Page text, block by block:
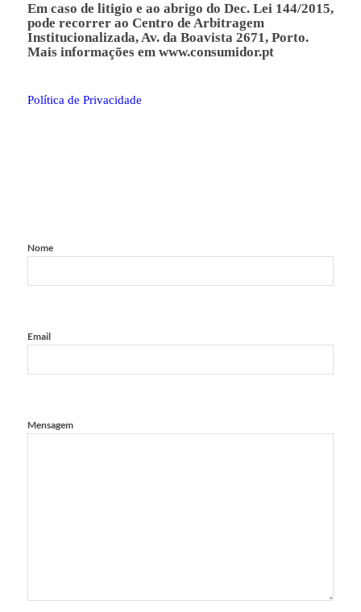
Em caso de litigio e ao abrigo do Dec. Lei 144/2015,
pode recorrer ao Centro de Arbitragem
Institucionalizada, Av. da Boavista 2671, Porto.
Mais informações em www.consumidor.pt
Política de Privacidade
Nome
Email
Mensagem